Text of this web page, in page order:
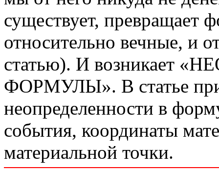
существует, превращает
относительно вечные, и
статью). И возникает
ФОРМУЛЫ». В статье
неопределенности в
события, координаты
материальной точки.